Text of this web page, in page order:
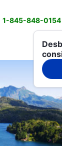
1-845-848-0154